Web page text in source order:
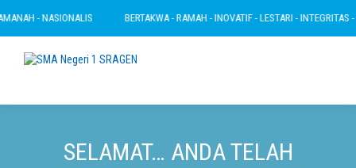
BERTAKWA - RAMAH - INOVATIF - LESTARI - INTEGRITAS - AMANAH
SELAMAT… ANDA TELAH